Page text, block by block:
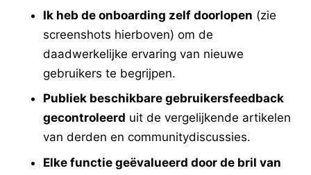
Ik heb de onboarding zelf doorlopen (zie
screenshots hierboven) om de
daadwerkelijke ervaring van nieuwe
gebruikers te begrijpen.
Publiek beschikbare gebruikersfeedback
gecontroleerd uit de vergelijkende artikelen
van derden en communitydiscussies.
Elke functie geëvalueerd door de bril van